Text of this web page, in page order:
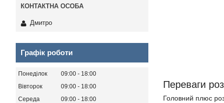
Переваги
Головний плюс
Дмитро
Графік роботи
Понеділок 09:00
18:00
Вівторок
09:00
18:00
Середа
09:00
18:00